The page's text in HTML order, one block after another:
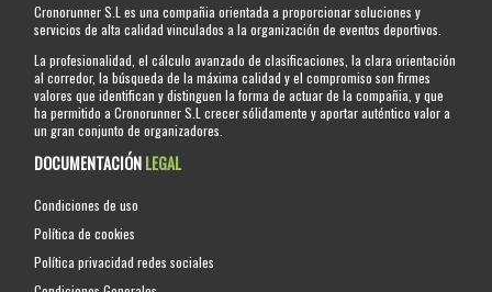
Cronorunner S.L es una compañia orientada a proporcionar soluciones y
servicios de alta calidad vinculados a la organización de eventos deportivos.
La profesionalidad, el cálculo avanzado de clasificaciones, la clara orientación
al corredor, la búsqueda de la máxima calidad y el compromiso son firmes
valores que identifican y distinguen la forma de actuar de la compañia, y que
ha permitido a Cronorunner S.L crecer sólidamente y aportar auténtico valor a
un gran conjunto de organizadores.
DOCUMENTACIÓNLEGAL
Condiciones de uso
Política de cookies
Política privacidad redes sociales